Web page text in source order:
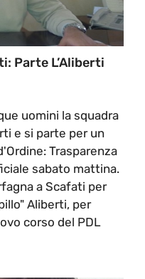
Parte L’Aliberti
uomini la squadra
e si parte per un
Trasparenza
sabato mattina.
a Scafati per
Aliberti, per
corso del PDL